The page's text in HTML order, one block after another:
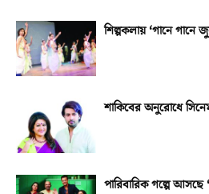
শিল্পকলায় ‘গানে গানে
শাকিবের অনুরোধে
পারিবারিক গল্পে আসছে